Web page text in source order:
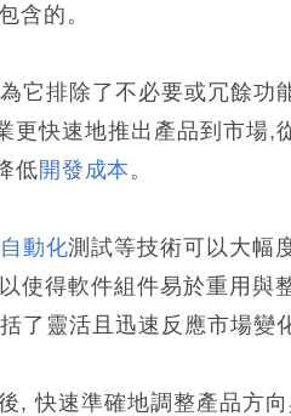
含的。
它排除了不必要或冗餘功
更快速地推出產品到市場,
低開發成本 。
自動化測試等技術可以大幅
使得軟件組件易於重用與
了靈活且迅速反應市場變
, 快速準確地調整產品方